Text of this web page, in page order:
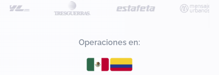
Operaciones en: